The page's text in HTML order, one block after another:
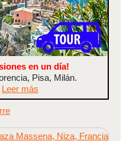
en un día!
Pisa, Milán.
Leer más